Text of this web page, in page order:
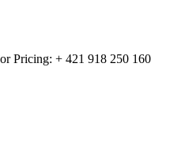
Pricing: + 421 918 250 160